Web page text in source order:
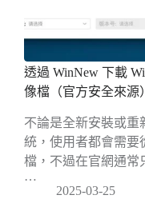
透過 WinNew 下載
像檔（官方安全來源）
不論是全新安裝或重
統，使用者都會需要
檔，不過在官網通常
…
2025-03-25